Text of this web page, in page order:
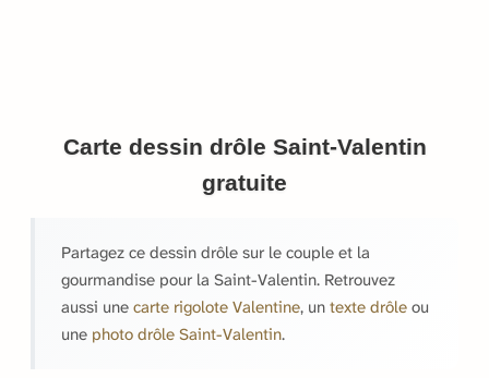
Carte dessin drôle Saint-Valentin
gratuite
Partagez ce dessin drôle sur le couple et la
gourmandise pour la Saint-Valentin. Retrouvez
aussi une carte rigolote Valentine, un texte drôle ou
une photo drôle Saint-Valentin.